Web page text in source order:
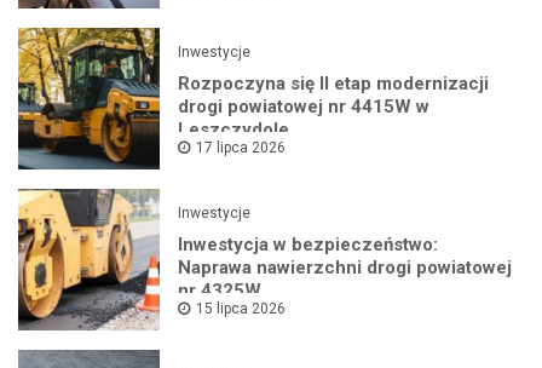
Inwestycje
Rozpoczyna się II etap modernizacji
drogi powiatowej nr 4415W w
Leszczydole
17 lipca 2026
Inwestycje
Inwestycja w bezpieczeństwo:
Naprawa nawierzchni drogi powiatowej
nr 4325W
15 lipca 2026